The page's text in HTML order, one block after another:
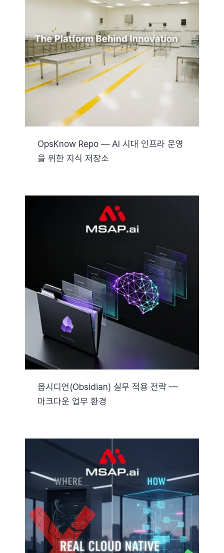
OpsKnow Repo — AI 시대 인프라 운영
을 위한 지식 저장소
옵시디언(Obsidian) 실무 적용 전략 —
마크다운 업무 환경